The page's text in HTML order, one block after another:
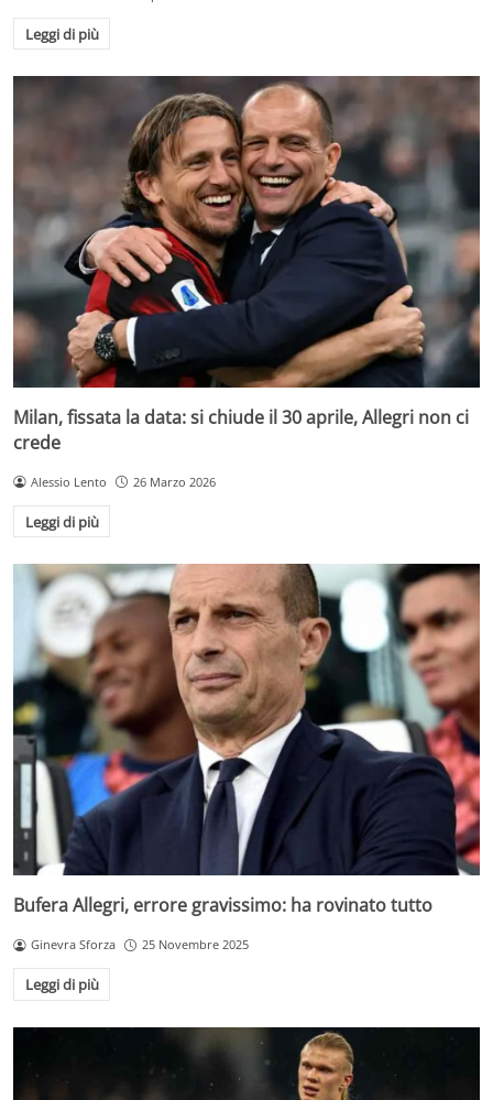
Leggi di più
Milan, fissata la data: si chiude il 30 aprile, Allegri non ci
crede
Alessio Lento 26 Marzo 2026
Leggi di più
Bufera Allegri, errore gravissimo: ha rovinato tutto
Ginevra Sforza 25 Novembre 2025
Leggi di più